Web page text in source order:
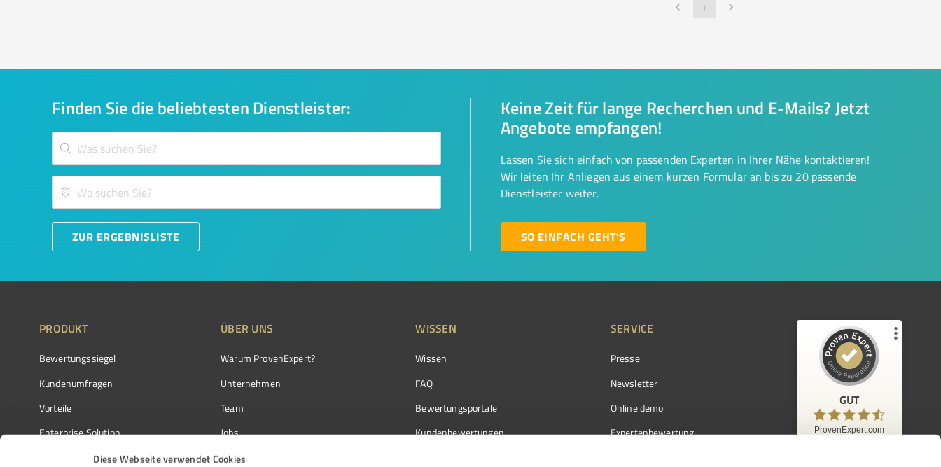
Diese Webseite verwendet Cookies
1
Finden Sie die beliebtesten Dienstleister:
ZUR ERGEBNISLISTE
Keine Zeit für lange Recherchen und E-Mails? Jetzt
Angebote empfangen!
Lassen Sie sich einfach von passenden Experten in Ihrer Nähe kontaktieren!
Wir leiten Ihr Anliegen aus einem kurzen Formular an bis zu 20 passende
Dienstleister weiter.
SO EINFACH GEHT'S
PRODUKT
Bewertungssiegel
Kundenumfragen
Vorteile
Enterprise Solution
Partnerprogramm
ÜBER UNS
Warum ProvenExpert?
Unternehmen
Team
Jobs
Kundenstimmen
WISSEN
Wissen
FAQ
Bewertungsportale
Kundenbewertungen
SERVICE
Presse
Newsletter
Online demo
Expertenbewertung
GUT
ProvenExpert.com
Kundenbewertungen und Erfahrungen zu
ProvenExpert.com
97
%
Empfehlungen auf
ProvenExpert.com
4,42
/
5,00